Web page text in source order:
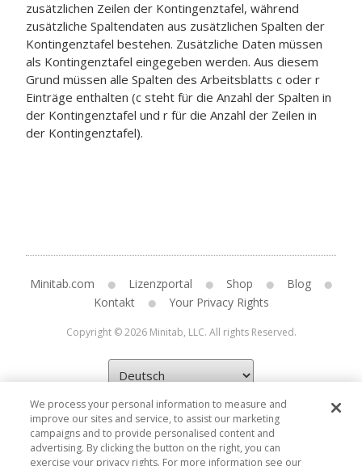
zusätzlichen Zeilen der Kontingenztafel, während
zusätzliche Spaltendaten aus zusätzlichen Spalten der
Kontingenztafel bestehen. Zusätzliche Daten müssen
als Kontingenztafel eingegeben werden. Aus diesem
Grund müssen alle Spalten des Arbeitsblatts c oder r
Einträge enthalten (c steht für die Anzahl der Spalten in
der Kontingenztafel und r für die Anzahl der Zeilen in
der Kontingenztafel).
Minitab.com Lizenzportal Shop
Blog
Kontakt
Your Privacy Rights
Copyright © 2026 Minitab, LLC. All rights Reserved.
We process your personal information to measure and
improve our sites and service, to assist our marketing
campaigns and to provide personalised content and
advertising. By clicking the button on the right, you can
exercise your privacy rights. For more information see our